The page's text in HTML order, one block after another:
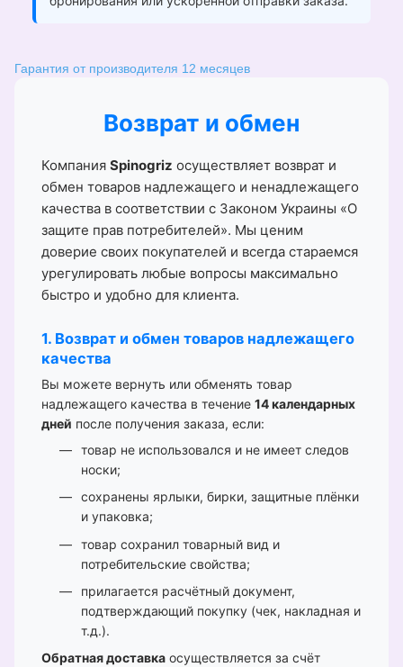
Гарантия от производителя 12 месяцев
Возврат и обмен
Компания Spinogriz осуществляет возврат и
обмен товаров надлежащего и ненадлежащего
качества в соответствии с Законом Украины «О
защите прав потребителей». Мы ценим
доверие своих покупателей и всегда стараемся
урегулировать любые вопросы максимально
быстро и удобно для клиента.
1. Возврат и обмен товаров надлежащего
качества
Вы можете вернуть или обменять товар
надлежащего качества в течение 14 календарных
дней после получения заказа, если:
товар не использовался и не имеет следов
носки;
сохранены ярлыки, бирки, защитные плёнки
и упаковка;
товар сохранил товарный вид и
потребительские свойства;
прилагается расчётный документ,
подтверждающий покупку (чек, накладная и
т.д.).
Обратная доставка осуществляется за счёт